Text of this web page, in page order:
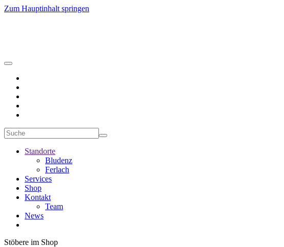
Zum Hauptinhalt springen
Standorte
Bludenz
Ferlach
Services
Shop
Kontakt
Team
News
Stöbere im Shop